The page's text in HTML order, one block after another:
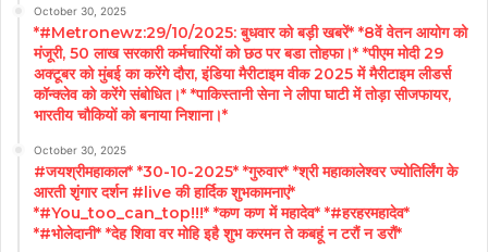
October 30, 2025
*#Metronewz:29/10/2025: बुधवार को बड़ी खबरें* *8वें वेतन आयोग को
मंजूरी, 50 लाख सरकारी कर्मचारियों को छठ पर बडा तोहफा।* *पीएम मोदी 29
अक्टूबर को मुंबई का करेंगे दौरा, इंडिया मैरीटाइम वीक 2025 में मैरीटाइम लीडर्स
कॉन्क्लेव को करेंगे संबोधित।* *पाकिस्तानी सेना ने लीपा घाटी में तोड़ा सीजफायर,
भारतीय चौकियों को बनाया निशाना।*
October 30, 2025
#जयश्रीमहाकाल* *30-10-2025* *गुरुवार* *श्री महाकालेश्वर ज्योतिर्लिंग के
आरती शृंगार दर्शन #live की हार्दिक शुभकामनाएं*
*#You_too_can_top!!!* *कण कण में महादेव* *#हरहरमहादेव*
*#भोलेदानी* *देह शिवा वर मोहि इहै शुभ करमन ते कबहूं न टरौं न डरौं*